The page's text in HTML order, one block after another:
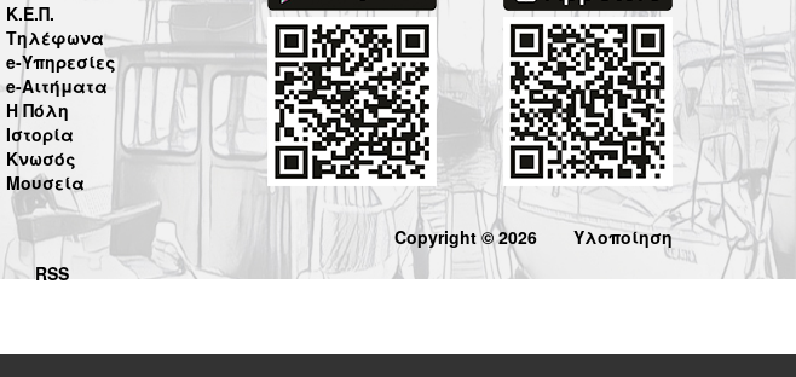
Κ.Ε.Π.
Τηλέφωνα
e-Υπηρεσίες
e-Αιτήματα
Η Πόλη
Ιστορία
Κνωσός
Μουσεία
RSS
Copyright © 2026 Υλοποίηση